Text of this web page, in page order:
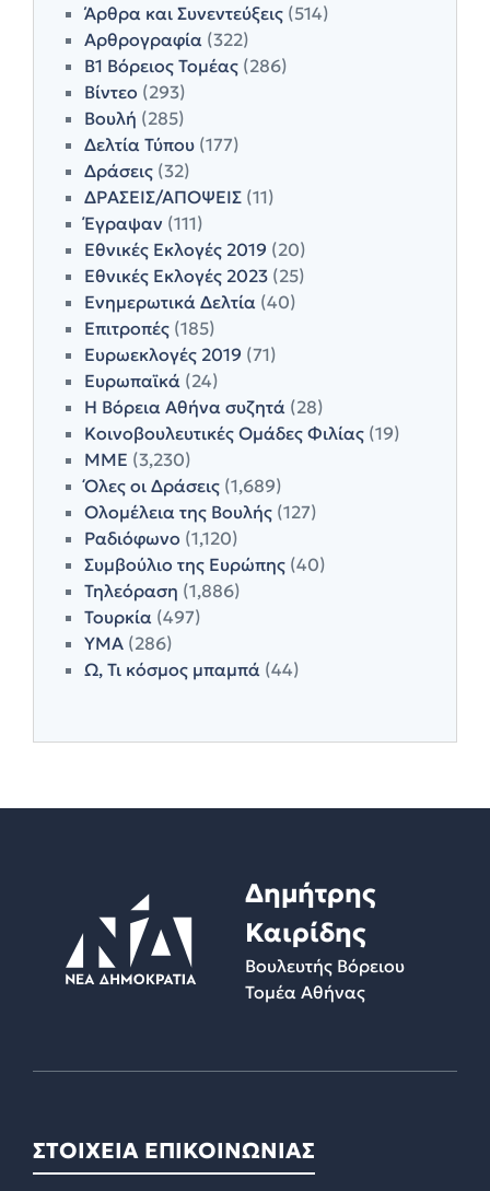
Άρθρα και Συνεντεύξεις (514)
Αρθρογραφία (322)
Β1 Βόρειος Τομέας (286)
Βίντεο (293)
Βουλή (285)
Δελτία Τύπου (177)
Δράσεις (32)
ΔΡΑΣΕΙΣ/ΑΠΟΨΕΙΣ (11)
Έγραψαν (111)
Εθνικές Εκλογές 2019 (20)
Εθνικές Εκλογές 2023 (25)
Ενημερωτικά Δελτία (40)
Επιτροπές (185)
Ευρωεκλογές 2019 (71)
Ευρωπαϊκά (24)
Η Βόρεια Αθήνα συζητά (28)
Κοινοβουλευτικές Ομάδες Φιλίας (19)
ΜΜΕ (3,230)
Όλες οι Δράσεις (1,689)
Ολομέλεια της Βουλής (127)
Ραδιόφωνο (1,120)
Συμβούλιο της Ευρώπης (40)
Τηλεόραση (1,886)
Τουρκία (497)
ΥΜΑ (286)
Ω, Τι κόσμος μπαμπά (44)
Δημήτρης
Καιρίδης
Βουλευτής Βόρειου
Τομέα Αθήνας
ΣΤΟΙΧΕΙΑ ΕΠΙΚΟΙΝΩΝΙΑΣ